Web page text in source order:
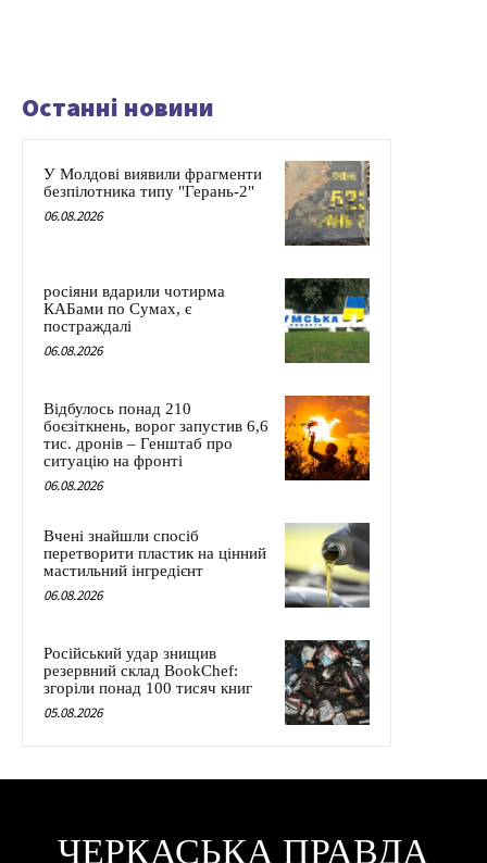
Останні новини
У Молдові виявили фрагменти
безпілотника типу "Герань-2"
06.08.2026
росіяни вдарили чотирма
КАБами по Сумах, є
постраждалі
06.08.2026
Відбулось понад 210
боєзіткнень, ворог запустив 6,6
тис. дронів – Генштаб про
ситуацію на фронті
06.08.2026
Вчені знайшли спосіб
перетворити пластик на цінний
мастильний інгредієнт
06.08.2026
Російський удар знищив
резервний склад BookChef:
згоріли понад 100 тисяч книг
05.08.2026